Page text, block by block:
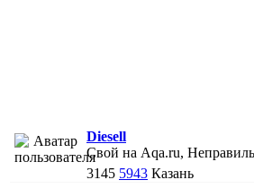
Diesell
Свой на Aqa.ru,
3145 5943 Казань